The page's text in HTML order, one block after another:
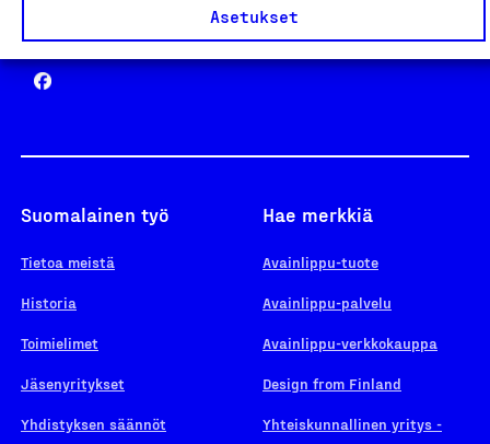
Asetukset
Yhteiskunnallinen Yritys -merkki
Suomalainen työ
Tietoa meistä
Historia
Toimielimet
Jäsenyritykset
Yhdistyksen säännöt
Hae merkkiä
Avainlippu-tuote
Avainlippu-palvelu
Avainlippu-verkkokauppa
Design from Finland
Yhteiskunnallinen yritys -